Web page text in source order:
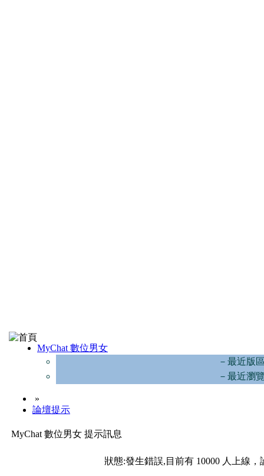
MyChat 數位男女
－最近版
－最近瀏
»
論壇提示
MyChat 數位男女 提示訊息
狀態:發生錯誤,目前有 10000 人上線